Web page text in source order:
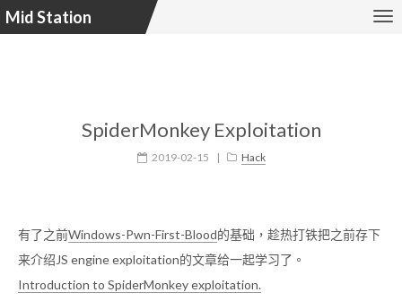
Mid Station
SpiderMonkey Exploitation
2019-02-15 | Hack
有了之前Windows-Pwn-First-Blood的基础，趁热打铁把之前存下
来介绍JS engine exploitation的文章给一起学习了。
Introduction to SpiderMonkey exploitation.